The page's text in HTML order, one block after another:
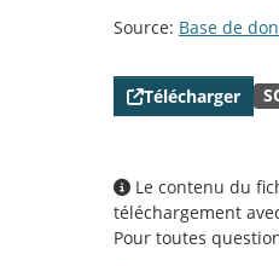
Source: Base de
Télécharger
Le contenu du
téléchargement
Pour toutes